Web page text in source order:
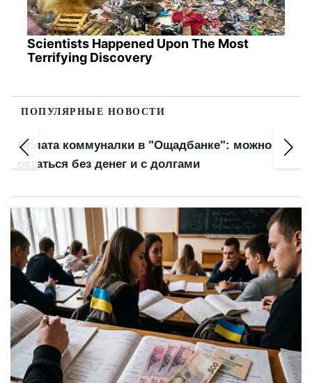
Scientists Happened Upon The Most
Terrifying Discovery
ПОПУЛЯРНЫЕ НОВОСТИ
Оплата коммуналки в "Ощадбанке": можно
остаться без денег и с долгами